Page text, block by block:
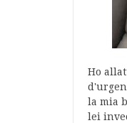
Ho
la mia
lei